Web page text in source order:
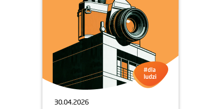
30.04.2026